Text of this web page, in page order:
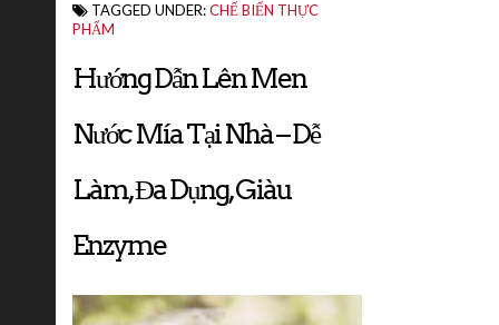
TAGGED UNDER:CHẾ BIẾN THỰC
PHẨM
Hướng Dẫn Lên Men
Nước Mía Tại Nhà – Dễ
Làm, Đa Dụng, Giàu
Enzyme